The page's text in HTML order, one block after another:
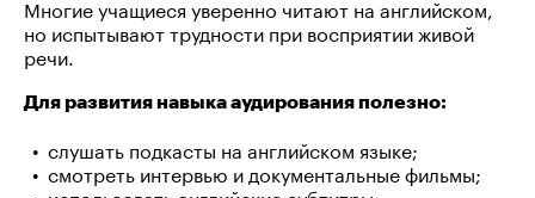
Многие учащиеся уверенно читают на английском,
но испытывают трудности при восприятии живой
речи.
Для развития навыка аудирования полезно:
слушать подкасты на английском языке;
смотреть интервью и документальные фильмы;